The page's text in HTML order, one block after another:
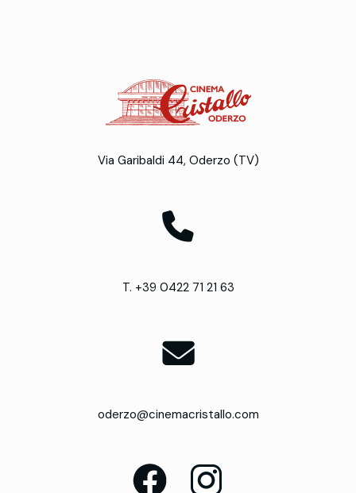
Via Garibaldi 44, Oderzo (TV)
T. +39 0422 71 21 63
oderzo@cinemacristallo.com